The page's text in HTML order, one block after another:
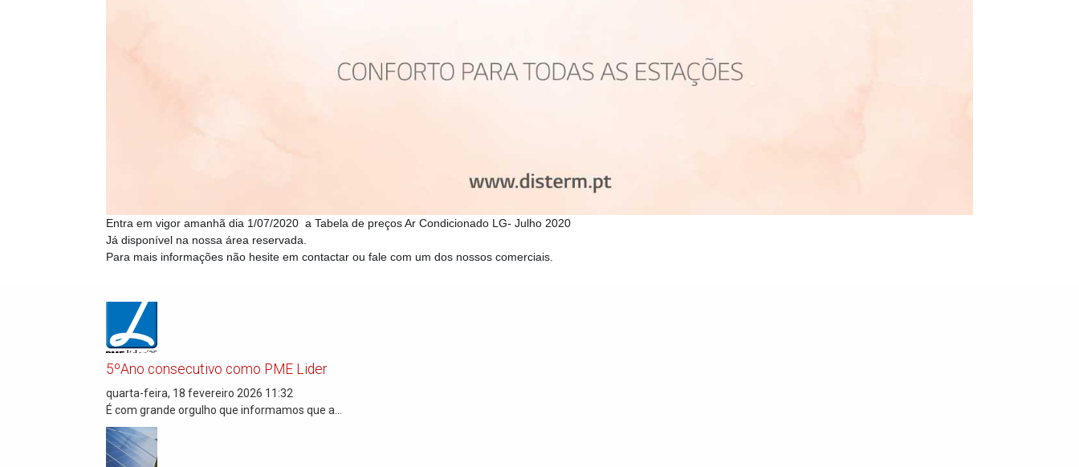
Entra em vigor amanhã dia 1/07/2020 a Tabela de preços Ar Condicionado LG- Julho 2020
Já disponível na nossa área reservada.
Para mais informações não hesite em contactar ou fale com um dos nossos comerciais.
5ºAno consecutivo como PME Lider
quarta-feira, 18 fevereiro 2026 11:32
É com grande orgulho que informamos que a...